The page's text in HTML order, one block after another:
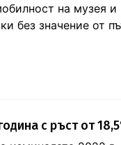
на музея и
без значение от
с ръст от